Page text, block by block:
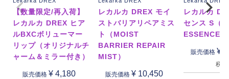
【数量限定/再入荷】
レカルカ DREX ヒア
ルBXCボリューマー
リップ（オリジナルチ
ャーム＆ミラー付き）
販売価格 ¥ 4,180
レカルカ DREX モイ
ストバリアリペアミス
ト（MOIST
BARRIER REPAIR
MIST）
販売価格 ¥ 10,450
レカルカ
センス S（
ESSENCE
販売価格 ¥
税込